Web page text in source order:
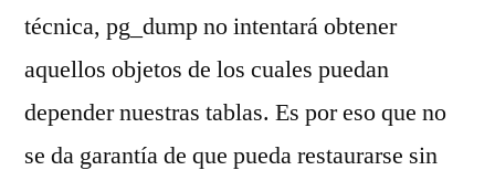
técnica, pg_dump no intentará obtener
aquellos objetos de los cuales puedan
depender nuestras tablas. Es por eso que no
se da garantía de que pueda restaurarse sin